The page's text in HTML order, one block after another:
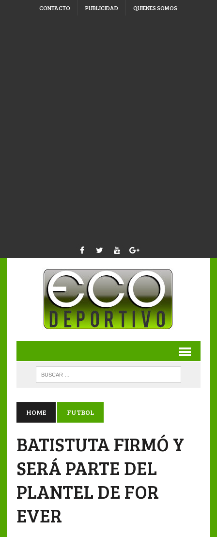
CONTACTO PUBLICIDAD QUIENES SOMOS
HOME FUTBOL
BATISTUTA FIRMÓ Y
SERÁ PARTE DEL
PLANTEL DE FOR
EVER